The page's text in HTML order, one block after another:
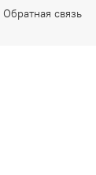
Обратная связь